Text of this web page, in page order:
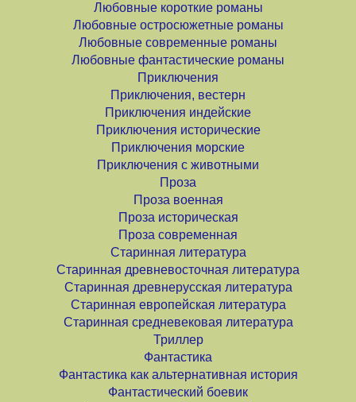
Любовные короткие романы
Любовные остросюжетные романы
Любовные современные романы
Любовные фантастические романы
Приключения
Приключения, вестерн
Приключения индейские
Приключения исторические
Приключения морские
Приключения с животными
Проза
Проза военная
Проза историческая
Проза современная
Старинная литература
Старинная древневосточная литература
Старинная древнерусская литература
Старинная европейская литература
Старинная средневековая литература
Триллер
Фантастика
Фантастика как альтернативная история
Фантастический боевик